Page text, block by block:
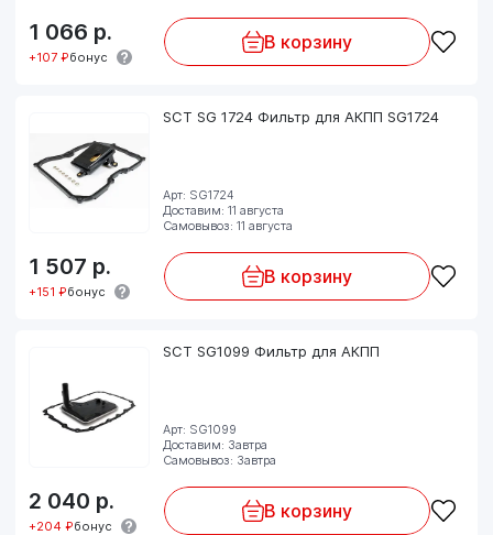
1 066 р.
+107 ₽бонус
В корзину
SCT SG 1724 Фильтр для АКПП SG1724
Арт: SG1724
Доставим: 11 августа
Самовывоз: 11 августа
1 507 р.
+151 ₽бонус
В корзину
SCT SG1099 Фильтр для АКПП
Арт: SG1099
Доставим: Завтра
Самовывоз: Завтра
2 040 р.
+204 ₽бонус
В корзину